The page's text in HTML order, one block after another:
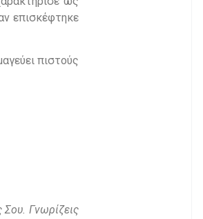
επισκέφτηκε
πιστούς
Γνωρίζεις